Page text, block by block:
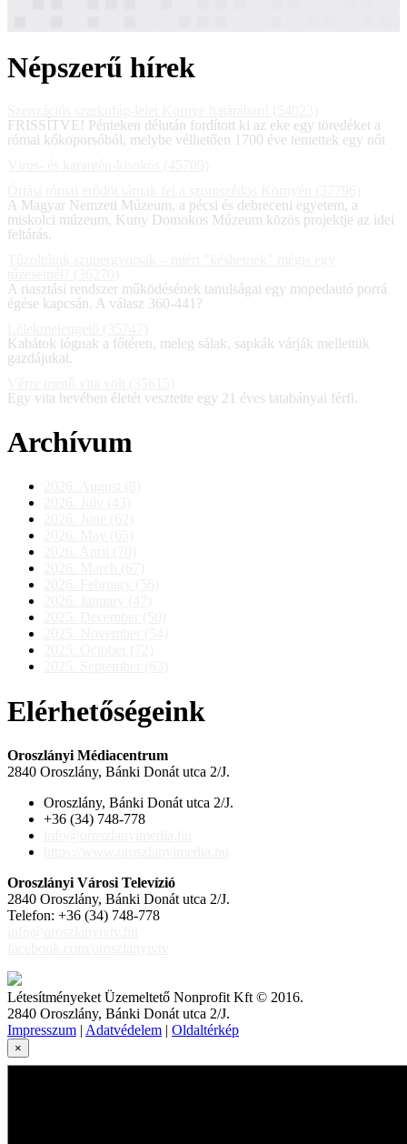
Népszerű hírek
FRISSÍTVE! Pénteken délután fordított ki az eke egy töredéket a
római kőkoporsóból, melybe vélhetően 1700 éve temettek egy nőt
A Magyar Nemzeti Múzeum, a pécsi és debreceni egyetem, a
miskolci múzeum, Kuny Domokos Múzeum közös projektje az idei
feltárás.
A riasztási rendszer működésének tanulságai egy mopedautó porrá
égése kapcsán. A válasz 360-441?
Kabátok lógnak a főtéren, meleg sálak, sapkák várják mellettük
gazdájukat.
Egy vita hevében életét vesztette egy 21 éves tatabányai férfi.
Archívum
Elérhetőségeink
Oroszlányi Médiacentrum
2840 Oroszlány, Bánki Donát utca 2/J.
Oroszlány, Bánki Donát utca 2/J.
+36 (34) 748-778
Oroszlányi Városi Televízió
2840 Oroszlány, Bánki Donát utca 2/J.
Telefon: +36 (34) 748-778
Létesítményeket Üzemeltető Nonprofit Kft © 2016.
2840 Oroszlány, Bánki Donát utca 2/J.
Impresszum | Adatvédelem | Oldaltérkép
×